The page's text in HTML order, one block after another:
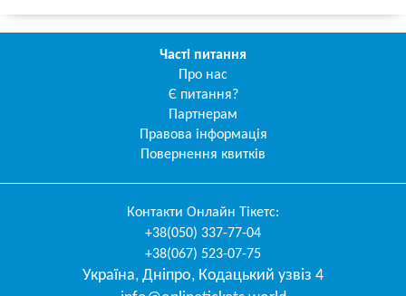
Часті питання
Про нас
Є питання?
Партнерам
Правова інформація
Повернення квитків
Контакти Онлайн Тікетс:
+38(050) 337-77-04
+38(067) 523-07-75
Україна, Дніпро, Кодацький узвіз 4